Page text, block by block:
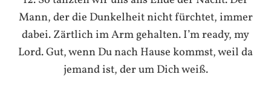
Mann, der die Dunkelheit nicht fürchtet, immer
dabei. Zärtlich im Arm gehalten. I’m ready, my
Lord. Gut, wenn Du nach Hause kommst, weil da
jemand ist, der um Dich weiß.